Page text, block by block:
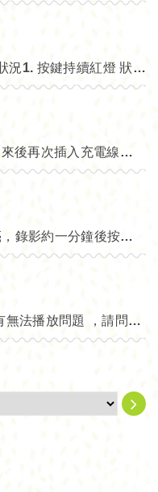
M22X 111年10月入手,錄影正常,狀況1. 按鍵持續紅燈 狀況2.目前只要大約錄影40秒左右,機子就會自動關機 謝謝
m231充電時閃黃燈將充電線拔起來後再次插入充電線也沒反應燈全部都不會亮無法開機了
請問MIO M652充電時按鍵燈不亮，錄影約一分鐘後按鍵燈熄滅，但是還是有再錄影，請問是什麼問題?維修約多少費用?
您好，IOS 檔案數超過350 個會有無法播放問題 ，請問要如何解決呢？ 因為我的手機是IOS系統的，請問之後app會更新嗎？ 謝謝 不然等檔案數超過，不就一定要用電腦才能查看了，那wifi功能不就沒意義了